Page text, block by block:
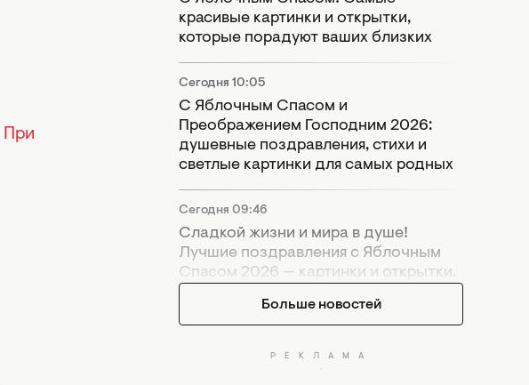
При
красивые картинки и открытки,
которые порадуют ваших близких
Сегодня 10:05
С Яблочным Спасом и
Преображением Господним 2026:
душевные поздравления, стихи и
светлые картинки для самых родных
Сегодня 09:46
Сладкой жизни и мира в душе!
Лучшие поздравления с Яблочным
Спасом 2026 — картинки и открытки.
Больше новостей